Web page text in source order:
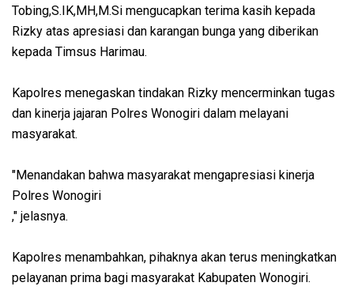
Tobing,S.IK,MH,M.Si mengucapkan terima kasih kepada
Rizky atas apresiasi dan karangan bunga yang diberikan
kepada Timsus Harimau.
Kapolres menegaskan tindakan Rizky mencerminkan tugas
dan kinerja jajaran Polres Wonogiri dalam melayani
masyarakat.
"Menandakan bahwa masyarakat mengapresiasi kinerja
Polres Wonogiri
," jelasnya.
Kapolres menambahkan, pihaknya akan terus meningkatkan
pelayanan prima bagi masyarakat Kabupaten Wonogiri.